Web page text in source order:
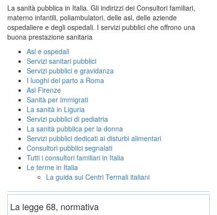
La sanità pubblica in Italia. Gli indirizzi dei Consultori familiari,
materno infantili, poliambulatori, delle asl, delle aziende
ospedaliere e degli ospedali. I servizi pubblici che offrono una
buona prestazione sanitaria
Asl e ospedali
Servizi sanitari pubblici
Servizi pubblici e gravidanza
I luoghi del parto a Roma
Asl Firenze
Sanità per immigrati
La sanità in Liguria
Servizi pubblici di pediatria
La sanità pubblica per la donna
Servizi pubblici dedicati ai disturbi alimentari
Consultori pubblici segnalati
Tutti i consultori familiari in Italia
Le terme in Italia
La guida sui Centri Termali italiani
La legge 68, normativa